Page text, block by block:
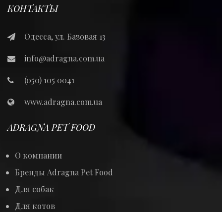
КОНТАКТЫ
Одесса, ул. Базовая 13
info@adragna.com.ua
(050) 105 0041
www.adragna.com.ua
ADRAGNA PET FOOD
О компании
Бренды Adragna Pet Food
Для собак
Для котов